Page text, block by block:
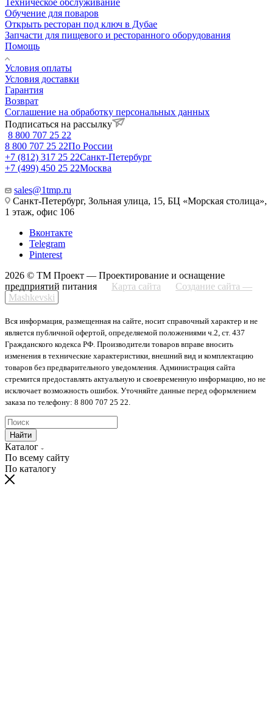
Обучение для поваров
Открыть ресторан под ключ в Дубае
Запчасти для пищевого и ресторанного оборудования
Помощь
Условия оплаты
Условия доставки
Гарантия
Возврат
Соглашение на обработку персональных данных
Подписаться на рассылку
8 800 707 25 22
8 800 707 25 22По России
+7 (812) 317 25 22Санкт-Петербург
+7 (499) 450 25 22Москва
sales@1tmp.ru
Санкт-Петербург, Зольная улица, 15, БЦ «Морская столица»,
1 этаж, офис 106
Вконтакте
Telegram
Pinterest
2026 © ТМ Проект — Проектирование и оснащение
предприятий питания
Карта сайта
Создание сайта —
Mashkevski
Вся информация, размещенная на сайте, носит справочный характер и не
является публичной офертой, определяемой положениями ч.2, ст. 437
Гражданского кодекса РФ. Производители товаров вправе вносить
изменения в технические характеристики, внешний вид и комплектацию
товаров без предварительного уведомления. Администрация сайта
стремится предоставлять актуальную и своевременную информацию, но не
исключает возможность ошибок. Уточняйте данные перед оформлением
заказа по телефону: 8 800 707 25 22.
Найти
Каталог
По всему сайту
По каталогу